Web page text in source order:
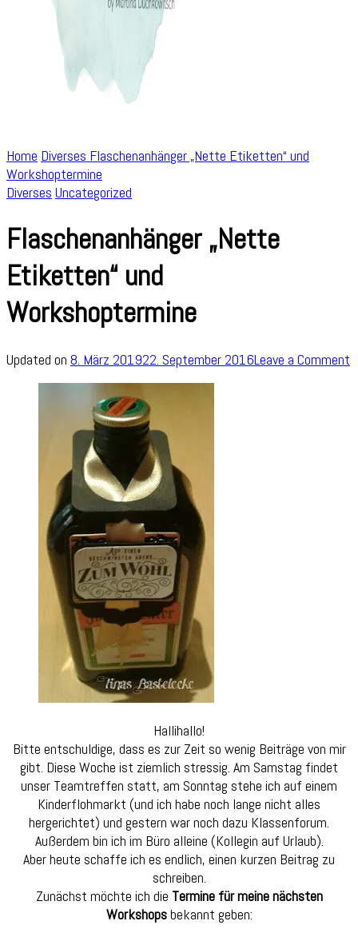
Home Diverses Flaschenanhänger „Nette Etiketten“ und
Workshoptermine
Diverses Uncategorized
Flaschenanhänger „Nette
Etiketten“ und
Workshoptermine
Updated on 8. März 201922. September 2016Leave a Comment
Hallihallo!
Bitte entschuldige, dass es zur Zeit so wenig Beiträge von mir
gibt. Diese Woche ist ziemlich stressig. Am Samstag findet
unser Teamtreffen statt, am Sonntag stehe ich auf einem
Kinderflohmarkt (und ich habe noch lange nicht alles
hergerichtet) und gestern war noch dazu Klassenforum.
Außerdem bin ich im Büro alleine (Kollegin auf Urlaub).
Aber heute schaffe ich es endlich, einen kurzen Beitrag zu
schreiben.
Zunächst möchte ich die Termine für meine nächsten
Workshopsbekannt geben: